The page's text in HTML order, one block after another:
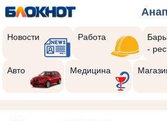
Новости Работа
Бары
-
Авто Медицина